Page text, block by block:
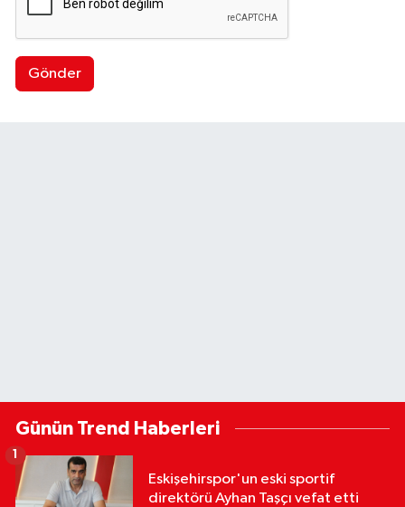
Gönder
Günün Trend Haberleri
Eskişehirspor'un eski sportif
direktörü Ayhan Taşçı vefat etti